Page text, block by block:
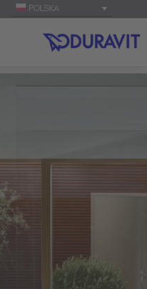
POLSKA